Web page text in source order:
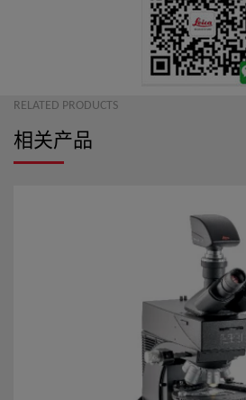
RELATED PRODUCTS
相关产品